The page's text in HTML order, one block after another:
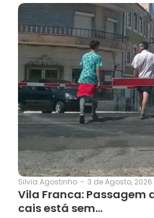
Silvia Agostinho - 3 de Agosto, 2026
Vila Franca: Passagem
cais está sem…